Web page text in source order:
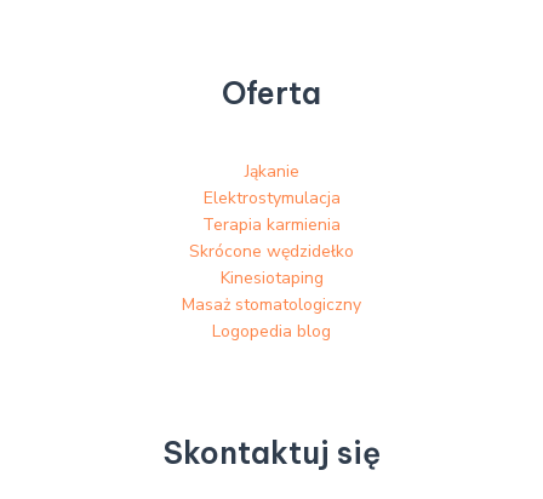
Oferta
Jąkanie
Elektrostymulacja
Terapia karmienia
Skrócone wędzidełko
Kinesiotaping
Masaż stomatologiczny
Logopedia blog
Skontaktuj się